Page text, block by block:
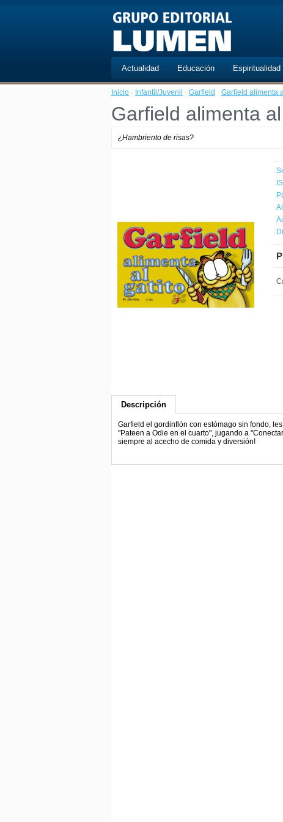
Actualidad Educación Espiritualidad
Inicio · Infantil/Juvenil · Garfield · Garfield alimenta
Garfield alimenta
¿Hambriento de risas?
Descripción
Garfield el gordinflón con estómago sin fondo,
"Pateen a Odie en el cuarto", jugando a
siempre al acecho de comida y diversión!